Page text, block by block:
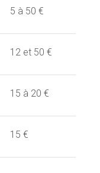
5 à 50 €
12 et 50 €
15 à 20 €
15 €